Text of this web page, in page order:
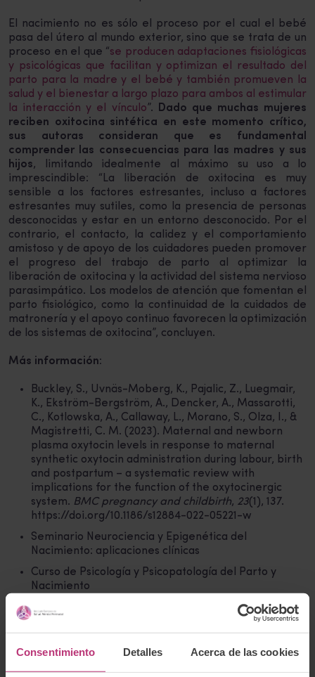
Consentimiento Detalles Acerca de las cookies
El nacimiento no es sólo el proceso por el cual el bebé
pasa del útero al mundo exterior, sino que se trata de un
proceso en el que “se producen adaptaciones fisiológicas
y psicológicas que facilitan y optimizan el resultado del
parto para la madre y el bebé y también promueven la
salud y el bienestar a largo plazo para ambos al estimular
la interacción y el vínculo”.
Dado que muchas mujeres
reciben oxitocina sintética en este momento crítico,
sus autoras consideran que es fundamental
comprender las consecuencias para las madres y sus
hijos, limitando idealmente al máximo su uso a lo
imprescindible: “La liberación de oxitocina es muy
sensible a los factores estresantes, incluso a factores
estresantes muy sutiles, como la presencia de personas
desconocidas y estar en un entorno desconocido. Por el
contrario, el contacto, la calidez y el comportamiento
amistoso y de apoyo de los cuidadores pueden promover
el progreso del trabajo de parto al optimizar la
liberación de oxitocina y la actividad del sistema nervioso
parasimpático. Los modelos de atención que fomentan el
parto fisiológico, como la continuidad de la cuidados de
matronería y el apoyo continuo favorecen la optimización
de los sistemas de oxitocina”, concluyen.
Más información:
Buckley, S., Uvnäs-Moberg, K., Pajalic, Z., Luegmair,
K., Ekström-Bergström, A., Dencker, A., Massarotti,
C., Kotlowska, A., Callaway, L., Morano, S., Olza, I., &
Magistretti, C. M. (2023). Maternal and newborn
plasma oxytocin levels in response to maternal
synthetic oxytocin administration during labour, birth
and postpartum – a systematic review with
implications for the function of the oxytocinergic
system. BMC pregnancy and childbirth, 23(1), 137.
https://doi.org/10.1186/s12884-022-05221-w
Seminario Neurociencia y Epigenética del
Nacimiento: aplicaciones clínicas
Curso de Psicología y Psicopatología del Parto y
Nacimiento